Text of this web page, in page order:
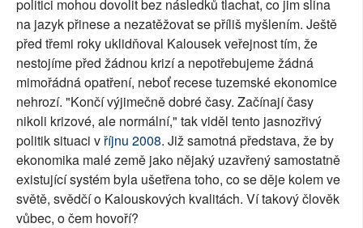
SOCIÁLNÍ SÍTĚ
RUBRIKY
PLNÁ VERZE STRÁNEK
politici mohou dovolit bez následků tlachat, co jim slina
na jazyk přinese a nezatěžovat se příliš myšlením. Ještě
před třemi roky uklidňoval Kalousek veřejnost tím, že
nestojíme před žádnou krizí a nepotřebujeme žádná
mimořádná opatření, neboť recese tuzemské ekonomice
nehrozí. "Končí výjimečně dobré časy. Začínají časy
nikoli krizové, ale normální," tak viděl tento jasnozřivý
politik situaci vříjnu 2008. Již samotná představa, že by
ekonomika malé země jako nějaký uzavřený samostatně
existující systém byla ušetřena toho, co se děje kolem ve
světě, svědčí o Kalouskových kvalitách. Ví takový člověk
vůbec, o čem hovoří?